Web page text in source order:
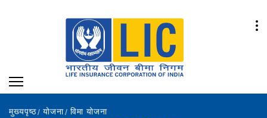
मुख्यपृष्ठ योजना
विमा योजना